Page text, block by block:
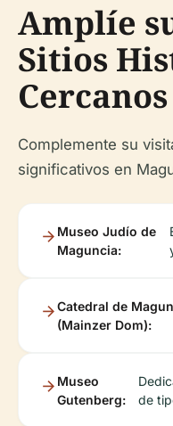
Amplíe
Sitios
Cercanos
Complemente su
significativos en
Museo Judío de
Maguncia:
Catedral de
(Mainzer Dom):
Museo
Gutenberg:
de